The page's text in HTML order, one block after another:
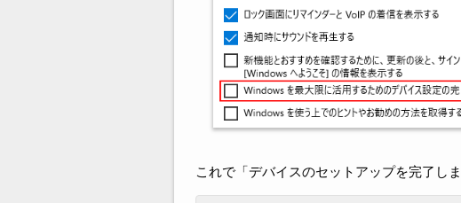
これで「デバイスのセットアップを完了し